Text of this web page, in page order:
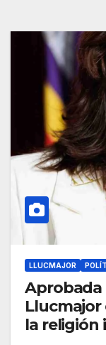
LLUCMAJOR
Aprobada
la religión